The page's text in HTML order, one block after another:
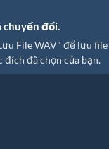
chuyển đổi.
File WAV" để lưu
đích đã chọn của bạn.